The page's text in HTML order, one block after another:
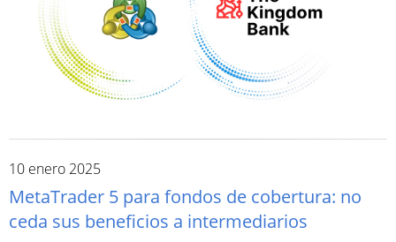
10 enero 2025
MetaTrader 5 para fondos de cobertura: no
ceda sus beneficios a intermediarios